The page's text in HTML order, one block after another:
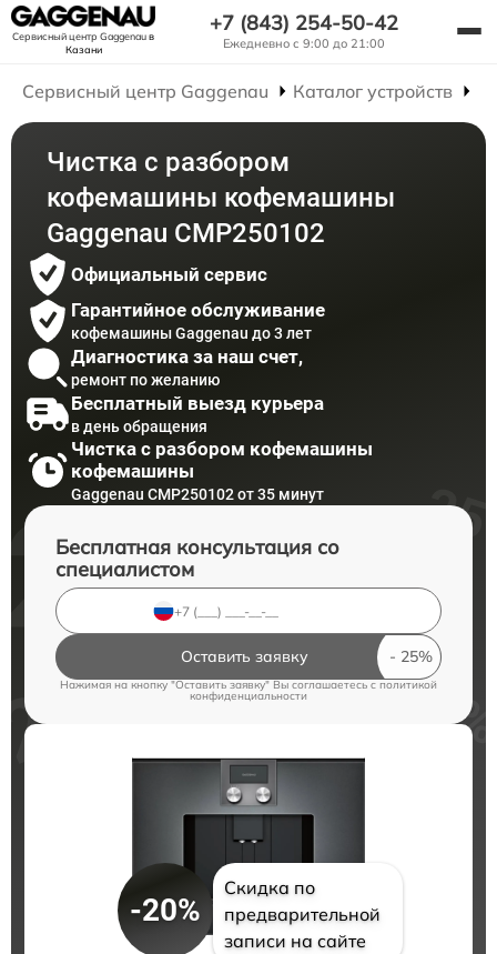
Сервисный центр Gaggenauв
Казани
+7 (843) 254-50-42
Ежедневно с 9:00 до 21:00
Сервисный центр Gaggenau Каталог устройств
Чистка с разбором
кофемашины кофемашины
Gaggenau CMP250102
Официальный сервис
Гарантийное обслуживание
кофемашины Gaggenau до 3 лет
Диагностика за наш счет,
ремонт по желанию
Бесплатный выезд курьера
в день обращения
Чистка с разбором кофемашины
кофемашины
Gaggenau CMP250102 от 35 минут
Бесплатная консультация со
специалистом
Оставить заявку
Нажимая на кнопку "Оставить заявку" Вы соглашаетесь c политикой
конфиденциальности
-20%
Скидка по
предварительной
записи на сайте